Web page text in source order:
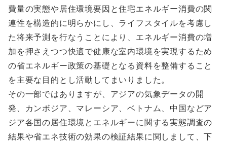
費量の実態や居住環境要因と住宅エネルギー消費の関
連性を構造的に明らかにし、ライフスタイルを考慮し
た将来予測を行なうことにより、エネルギー消費の増
加を押さえつつ快適で健康な室内環境を実現するため
の省エネルギー政策の基礎となる資料を整備すること
を主要な目的とし活動してまいりました。
その一部ではありますが、アジアの気象データの開
発、カンボジア、マレーシア、ベトナム、中国などア
ジア各国の居住環境とエネルギーに関する実態調査の
結果や省エネ技術の効果の検証結果に関しまして、下